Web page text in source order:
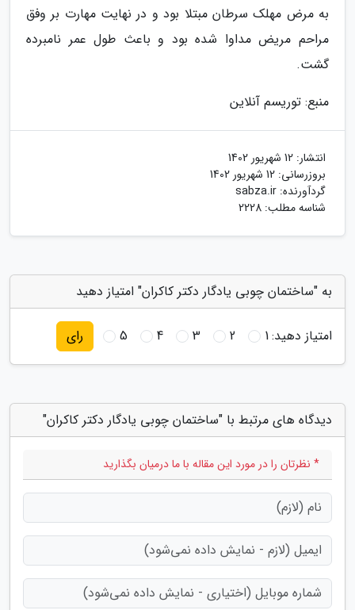
به مرض مهلک سرطان مبتلا بود و در نهایت مهارت بر وفق
مراحم مریض مداوا شده بود و باعث طول عمر نامبرده
گشت.
منبع: توریسم آنلاین
انتشار: 12 شهریور 1402
بروزرسانی: 12 شهریور 1402
گردآورنده: sabza.ir
شناسه مطلب: 2228
به "ساختمان چوبی یادگار دکتر کاکران" امتیاز دهید
امتیاز دهید:1
2
3
4
5 رای
دیدگاه های مرتبط با "ساختمان چوبی یادگار دکتر کاکران"
* نظرتان را در مورد این مقاله با ما درمیان بگذارید